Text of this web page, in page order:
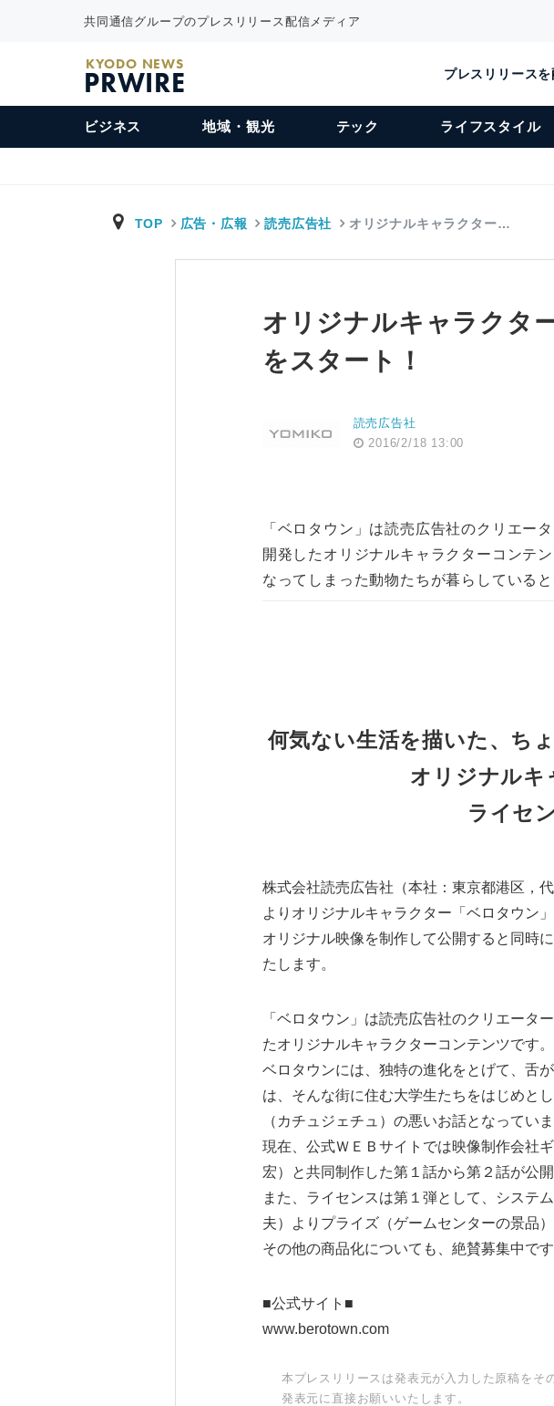
共同通信グループのプレスリリース配信メディア
KYODO NEWS
PRWIRE プレスリリース
ビジネス 地域・観光 テック ライフスタイル
TOP 広告・広報 読売広告社 オリジナルキャラクター…
オリジナルキャラクタ
をスタート！
読売広告社
2016/2/18 13:00
「ベロタウン」は読売広告社のクリエー
開発したオリジナルキャラクターコンテ
なってしまった動物たちが暮らしている
何気ない生活を描いた、ち
オリジナルキ
ライセ
株式会社読売広告社（本社：東京都港区，
よりオリジナルキャラクター「ベロタウン」
オリジナル映像を制作して公開すると同時
たします。
「ベロタウン」は読売広告社のクリエータ
たオリジナルキャラクターコンテンツです。
ベロタウンには、独特の進化をとげて、舌
は、そんな街に住む大学生たちをはじめと
（カチュジェチュ）の悪いお話となっていま
現在、公式ＷＥＢサイトでは映像制作会社
宏）と共同制作した第１話から第２話が公
また、ライセンスは第１弾として、システ
夫）よりプライズ（ゲームセンターの景品
その他の商品化についても、絶賛募集中です
■公式サイト■
www.berotown.com
本プレスリリースは発表元が入力した原稿をそ
発表元に直接お願いいたします。